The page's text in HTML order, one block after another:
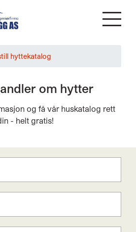
hyttekatalog
om hytter
og få vår huskatalog rett
- helt gratis!